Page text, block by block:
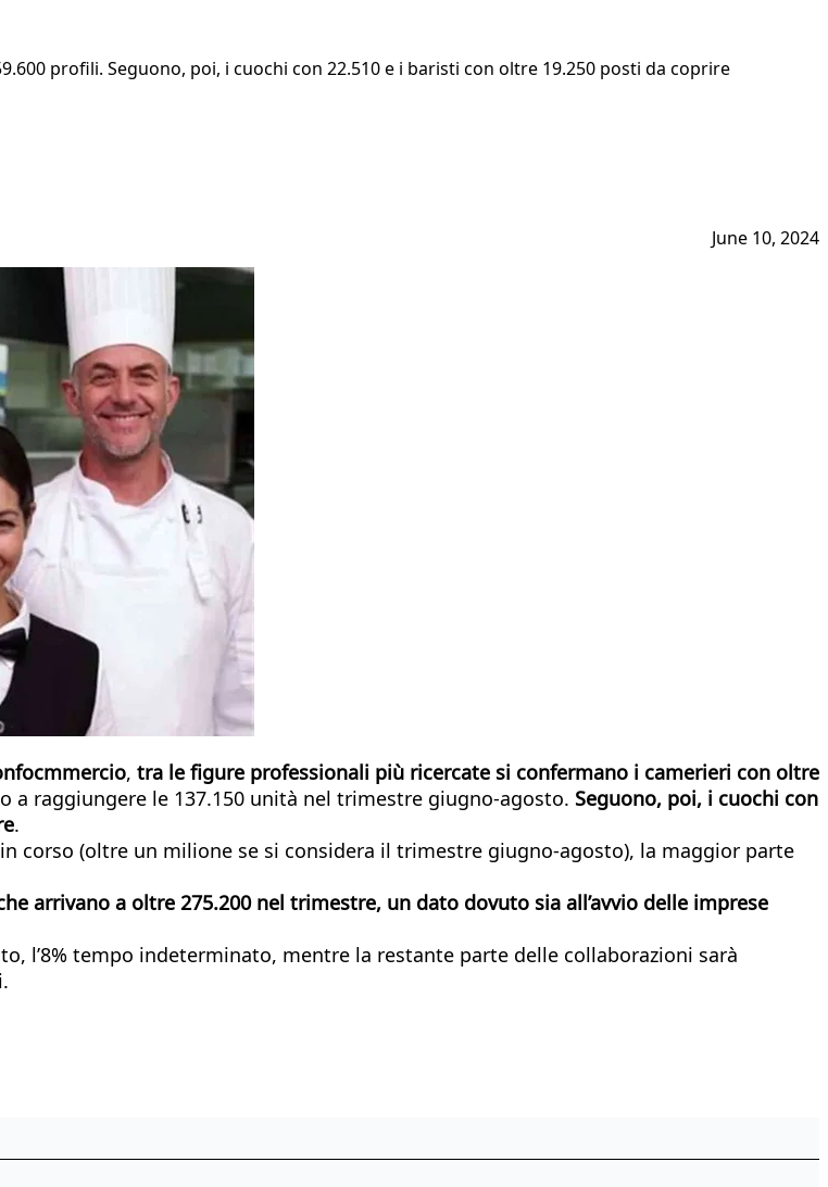
profili. Seguono, poi, i cuochi con 22.510 e i baristi con oltre 19.250 posti da coprire
June 10, 2024
, tra le figure professionali più ricercate si confermano i camerieri con oltre
a raggiungere le 137.150 unità nel trimestre giugno-agosto. Seguono, poi, i cuochi con
.
corso (oltre un milione se si considera il trimestre giugno-agosto), la maggior parte
arrivano a oltre 275.200 nel trimestre, un dato dovuto sia all’avvio delle imprese
l’8% tempo indeterminato, mentre la restante parte delle collaborazioni sarà